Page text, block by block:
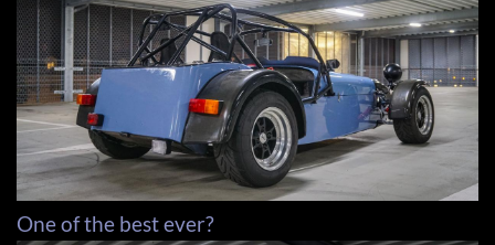
One of the best ever?